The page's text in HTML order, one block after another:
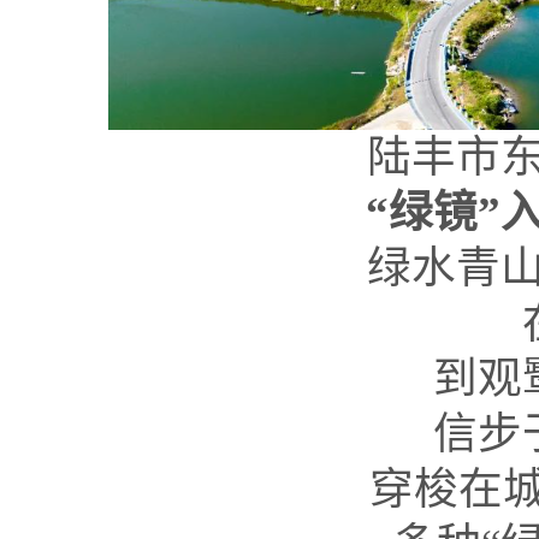
陆丰市
“绿镜”
绿水青
到观
信步
穿梭在